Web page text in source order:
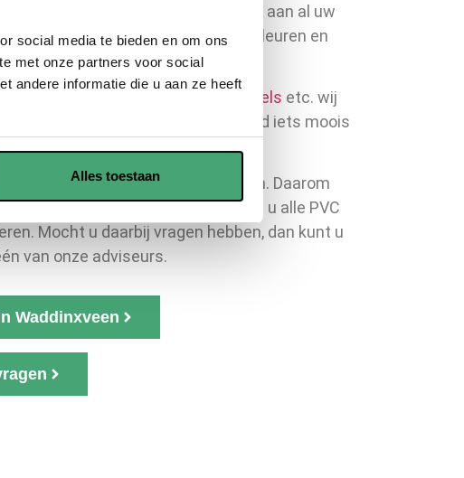
social media te bieden en om ons
met onze partners voor social
andere informatie die u aan ze heeft
Alles toestaan
PVC vloer die volledig voldoet aan al uw
hebben wij zo’n 300 verschillende kleuren en
PVC vloeren.
PVC tegels etc. wij
Met andere woorden, er zit altijd iets moois
niet zomaar, dat wil je zien en voelen. Daarom
in Waddinxveen. Hier kunt u alle PVC
Mocht u daarbij vragen hebben, dan kunt u
van onze adviseurs.
Waddinxveen